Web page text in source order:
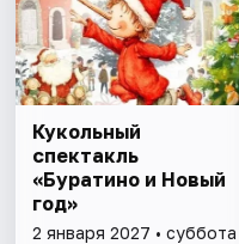
Кукольный
спектакль
«Буратино и Новый
год»
2 января 2027 • суббота